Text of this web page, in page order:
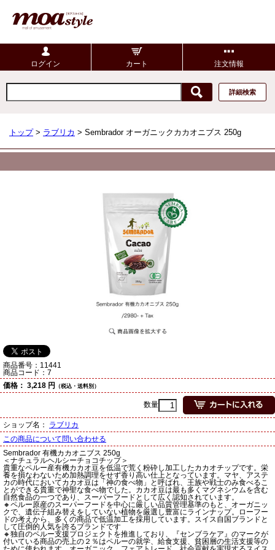
ログイン カート 注文情報
詳細検索
トップ> ラブリカ > Sembrador オーガニックカカオニブス 250g
商品番号： 11441
商品コード： 7
価格： 3,218 円 （税込・送料別）
数量
ショップ名： ラブリカ
この商品について問い合わせる
Sembrador 有機カカオニブス 250g
＜ナチュラルヘルシーチョコチップ＞
貴重なペルー産有機カカオ豆を低温で荒く粉砕し加工したカカオチップです。栄
養を損なわないため加熱調理をせず香り高い仕上となっています。マヤ、アステ
カの時代においてカカオ豆は「神の食べ物」と呼ばれ、王族や戦士のみ食べるこ
とができる貴重で神聖な食べ物でした。カカオ豆は最も多くマグネシウムを含む
自然食品の一つであり、スーパーフードとして広く認知されています。
🔸ペルー原産のスーパーフードを中心に厳しい品質管理基準のもと、オーガニッ
クで、遺伝子組み替えをしていない植物を厳選し豊富にラインナップ。ローフー
ドの考えから、多くの商品で低温加工を採用しています。スイス自国ブランドと
して圧倒的人気を誇るブランドです
🔸独自のペルー支援プロジェクトを推進しており、『センブラケア』のマークが
付いている商品の売上の２％はペルーの就学、給食支援、貧困層の生活支援等の